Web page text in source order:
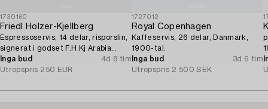
1730160
Friedl Holzer-Kjellberg
Espressoservis, 14 delar, risporslin,
signerat i godset F.H.Kj Arabia
Finland.
Inga bud
4d 8 tim
Utropspris 250 EUR
1727012
Royal Copenhagen
Kaffeservis, 26 delar, Danmark,
1900-tal.
Inga bud
3d 6 tim
Utropspris 2 500 SEK